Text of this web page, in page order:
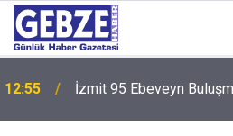
12:55 İzmit 95 Ebeveyn